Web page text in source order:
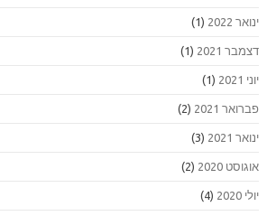
ינואר 2022 (1)
דצמבר 2021 (1)
יוני 2021 (1)
פברואר 2021 (2)
ינואר 2021 (3)
אוגוסט 2020 (2)
יולי 2020 (4)